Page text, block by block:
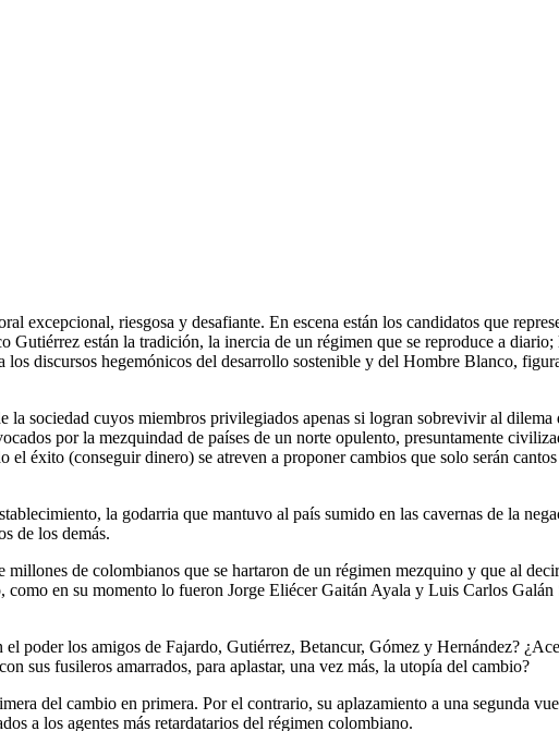
excepcional, riesgosa y desafiante. En escena están los candidatos que
están la tradición, la inercia de un régimen que se reproduce a
discursos hegemónicos del desarrollo sostenible y del Hombre Blanco,
la sociedad cuyos miembros privilegiados apenas si logran sobrevivir al
por la mezquindad de países de un norte opulento, presuntamente
el éxito (conseguir dinero) se atreven a proponer cambios que solo serán
la godarria que mantuvo al país sumido en las cavernas de la
de los demás.
de colombianos que se hartaron de un régimen mezquino y que al
en su momento lo fueron Jorge Eliécer Gaitán Ayala y Luis Carlos Galán
el poder los amigos de Fajardo, Gutiérrez, Betancur, Gómez y Hernández?
sus fusileros amarrados, para aplastar, una vez más, la utopía del cambio?
del cambio en primera. Por el contrario, su aplazamiento a una segunda
a los agentes más retardatarios del régimen colombiano.